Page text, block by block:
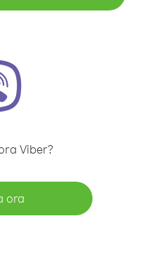
Viber?
ora